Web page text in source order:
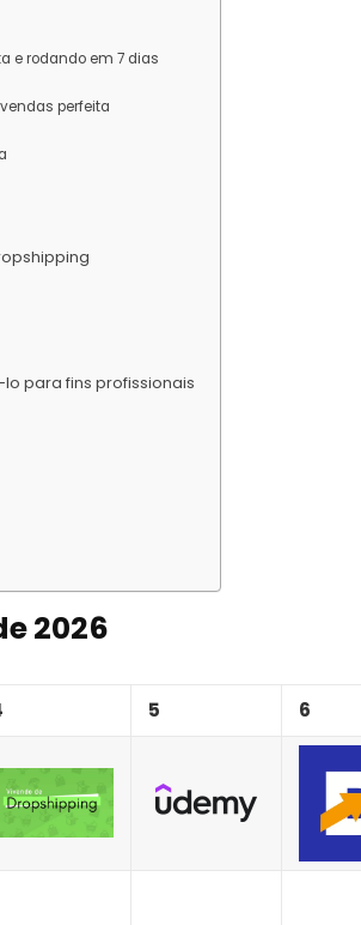
e rodando em 7 dias
perfeita
para fins profissionais
2026
5 6